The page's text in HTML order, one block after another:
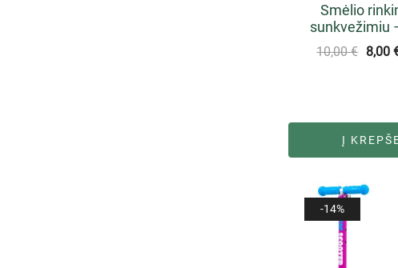
Smėlio
sunkvežimiu
10,00€ 8,00
Į
-14%